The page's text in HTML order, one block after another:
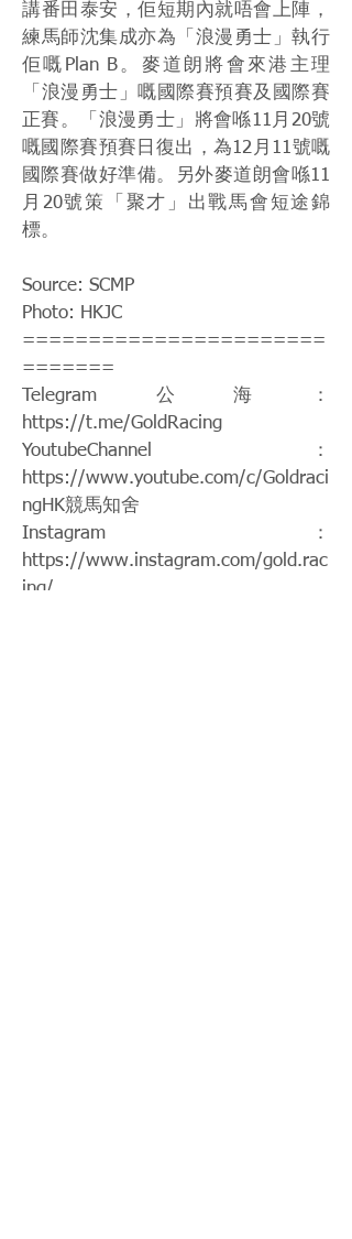
講番田泰安，佢短期內就唔會上陣，
練馬師沈集成亦為「浪漫勇士」執行
佢嘅Plan B。麥道朗將會來港主理
「浪漫勇士」嘅國際賽預賽及國際賽
正賽。「浪漫勇士」將會喺11月20號
嘅國際賽預賽日復出，為12月11號嘅
國際賽做好準備。另外麥道朗會喺11
月20號策「聚才」出戰馬會短途錦
標。
Source: SCMP
Photo: HKJC
=======================
=======
Telegram公海：
https://t.me/GoldRacing
YoutubeChannel：
https://www.youtube.com/c/Goldraci
ngHK競馬知舍
Instagram：
https://www.instagram.com/gold.rac
ing/